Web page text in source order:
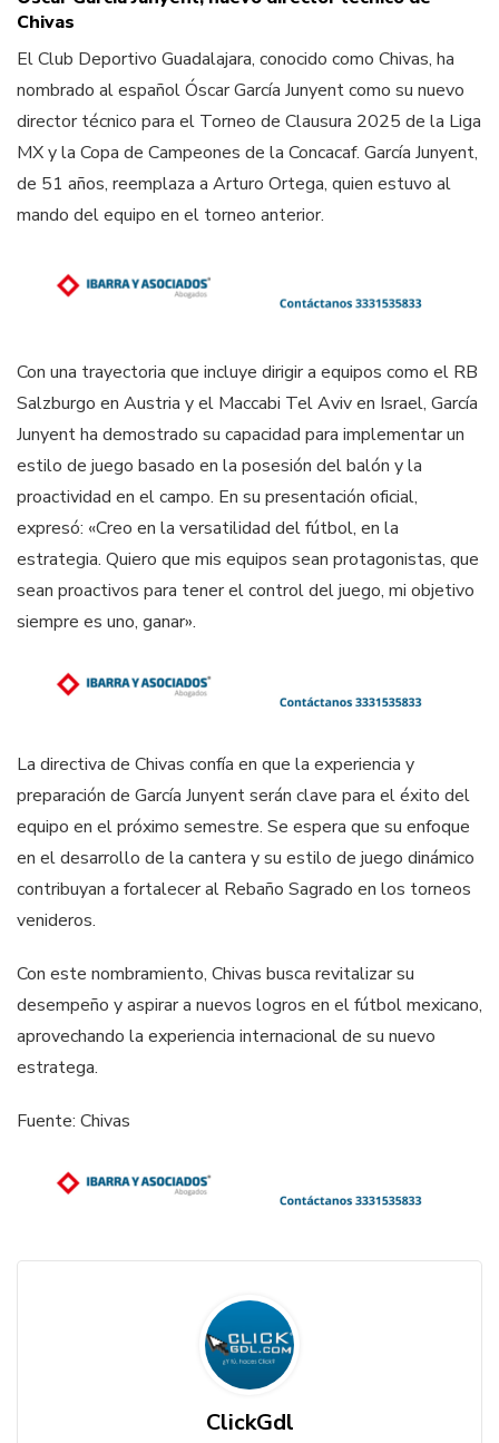
Chivas
El Club Deportivo Guadalajara, conocido como Chivas, ha
nombrado al español Óscar García Junyent como su nuevo
director técnico para el Torneo de Clausura 2025 de la Liga
MX y la Copa de Campeones de la Concacaf. García Junyent,
de 51 años, reemplaza a Arturo Ortega, quien estuvo al
mando del equipo en el torneo anterior.
Con una trayectoria que incluye dirigir a equipos como el RB
Salzburgo en Austria y el Maccabi Tel Aviv en Israel, García
Junyent ha demostrado su capacidad para implementar un
estilo de juego basado en la posesión del balón y la
proactividad en el campo. En su presentación oficial,
expresó: «Creo en la versatilidad del fútbol, en la
estrategia. Quiero que mis equipos sean protagonistas, que
sean proactivos para tener el control del juego, mi objetivo
siempre es uno, ganar».
La directiva de Chivas confía en que la experiencia y
preparación de García Junyent serán clave para el éxito del
equipo en el próximo semestre. Se espera que su enfoque
en el desarrollo de la cantera y su estilo de juego dinámico
contribuyan a fortalecer al Rebaño Sagrado en los torneos
venideros.
Con este nombramiento, Chivas busca revitalizar su
desempeño y aspirar a nuevos logros en el fútbol mexicano,
aprovechando la experiencia internacional de su nuevo
estratega.
Fuente: Chivas
ClickGdl